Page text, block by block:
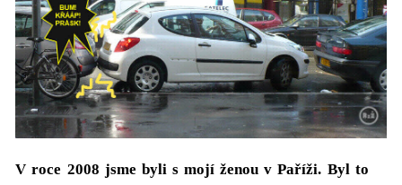
V roce 2008 jsme byli s mojí ženou v Paříži. Byl to